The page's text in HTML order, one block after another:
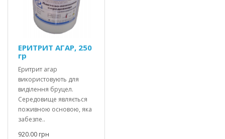
ЕРИТРИТ АГАР, 250
гр
Еритрит агар
використовують для
виділення бруцел.
Середовище являється
поживною основою, яка
забезпе..
920.00 грн